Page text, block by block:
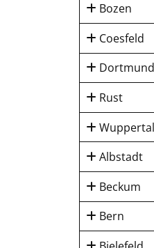
Bozen
Coesfeld
Dortmund
Rust
Wuppertal
Albstadt
Beckum
Bern